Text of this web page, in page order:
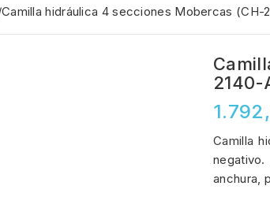
Camilla hidráulica 4 secciones Mobercas (CH-
2140-
Camilla
negativo.
anchura,